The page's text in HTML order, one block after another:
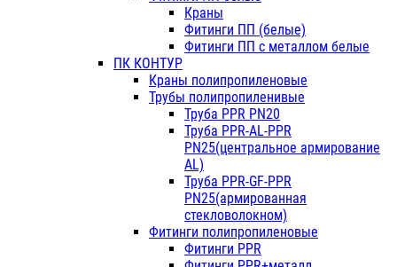
Краны
Фитинги ПП (белые)
Фитинги ПП с металлом белые
ПК КОНТУР
Краны полипропиленовые
Трубы полипропиленивые
Труба PPR PN20
Труба PPR-AL-PPR
PN25(центральное армирование
AL)
Труба PPR-GF-PPR
PN25(армированная
стекловолокном)
Фитинги полипропиленовые
Фитинги PPR